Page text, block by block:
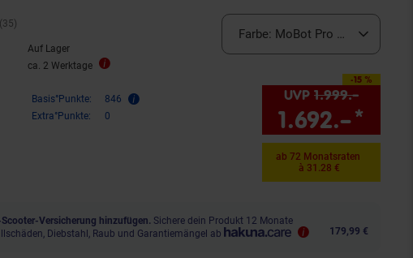
von 5 Sternen
(35Kundenbewertungen
)
Auf Lager
ca. 2 Werktage
Basis°Punkte:
846
Extra°Punkte:
0
Farbe: MoBot Pro rot
-15 %
Sie Sparen 15 Prozent,
UVP 1.999.–
1.692.–*
ab 72 Monatsraten
à 31.28 €
Scooter-Versicherung hinzufügen. Sichere dein Produkt 12 Monate
Diebstahl, Raub und Garantiemängel ab
179,99 €